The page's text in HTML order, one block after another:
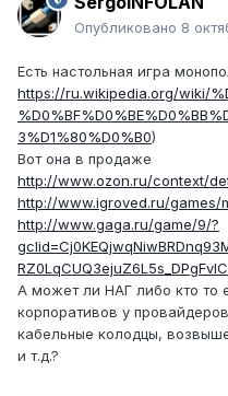
Опубликовано 8
Есть настольная игра
https://ru.wikipedia.org/wiki/
3%D1%80%D0%B0)
Вот она в продаже
http://www.ozon.ru/context/
http://www.igroved.ru/games/
http://www.gaga.ru/game/9/?
А может ли НАГ либо кто то
корпоративов у
кабельные колодцы,
и т.д.?